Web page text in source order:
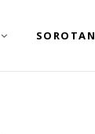
SOROTAN